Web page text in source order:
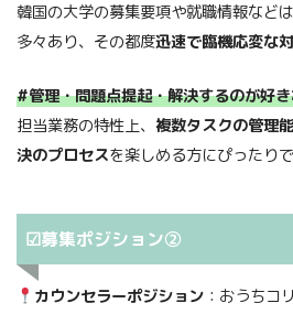
韓国の大学の募集要項や就職情報など
多々あり、その都度迅速で臨機応変な
#管理・問題点提起・解決するのが好
担当業務の特性上、 複数タスクの管理
決のプロセスを楽しめる方にぴったりで
☑募集ポジション②
カウンセラーポジション ：おうちコ